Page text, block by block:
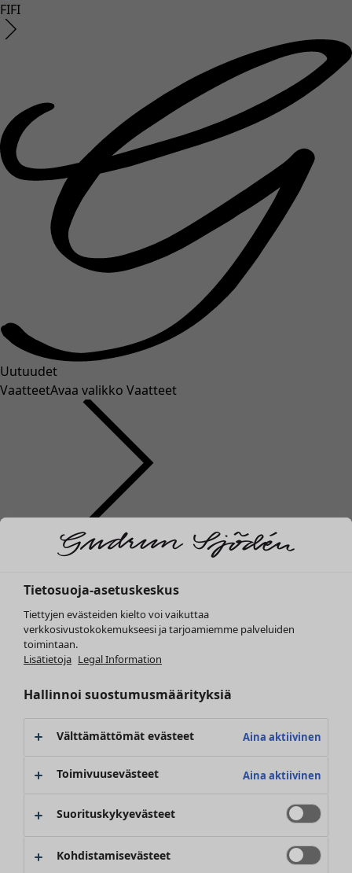
FIFI
Uutuudet
VaatteetAvaa valikko Vaatteet
Mekot
Tunikoita
Topit ja puserot
Paitapuserot & paidat
Neuletakit
Neulepuserot
Takit & jakut
Housut
Hameet
Kengät
Kimonot
Tietosuoja-asetuskeskus
Tiettyjen evästeiden kielto voi vaikuttaa
verkkosivustokokemukseesi ja tarjoamiemme palveluiden
toimintaan.
Lisätietoja Legal Information
Hallinnoi suostumusmäärityksiä
Välttämättömät evästeet Aina aktiivinen
Toimivuusevästeet Aina aktiivinen
Suorituskykyevästeet
Kohdistamisevästeet